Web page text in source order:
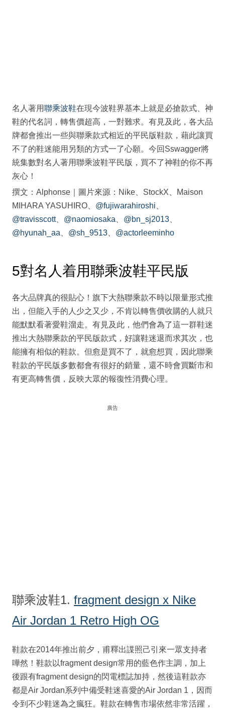
名人著用聯乘波鞋在現今波鞋界基本上就是必搶款式、神
鞋的代名詞，轉售價超高，一對難求。有見及此，各大品
牌都會推出一些與聯乘款式相近的平民版鞋款，藉此讓買
不了的鞋迷能用另類的方式一了心願。今回Sswagger將
統集數對名人著用聯乘波鞋平民版，買不了神鞋的你不再
灰心！
撰文：Alphonse｜圖片來源：Nike、StockX、Maison
MIHARA YASUHIRO、 @fujiwarahiroshi
@travisscott、 @naomiosaka @bn_sj2013
@hyunah_aa
@sh_9513 @actorleeminho
5對名人着用聯乘波鞋平民版
各大品牌真的很貼心！旗下大熱聯乘款不時以限量形式推
出，但能入手的人少之又少，不肯以轉售價收購的人就只
能默默看著愛鞋溜走。有見及此，他們會為了這一群鞋迷
推出大熱聯乘款的平民版款式，好讓鞋迷退而求其次，也
能擁有相似的鞋款。但愈是買不了，就愈想買，因此聯乘
鞋款的平民版多數都會有很好的銷量，還不時會買斷市和
有更高轉售價，反映大眾的報復性消費心理。
廣告
聯乘波鞋1. fragment design x Nike
Air Jordan 1 Retro High OG
鞋款在2014年推出前夕，甫釋出諜照己引來一眾支持者
嘩然！鞋款以fragment design常用的藍色作主調，加上
後跟有fragment design的閃電標誌加持，然後這鞋款亦
都是Air Jordan系列中備受鞋迷喜愛的Air Jordan 1，因而
令到不少鞋迷為之瘋狂。鞋款在轉售市場依然非常活躍，